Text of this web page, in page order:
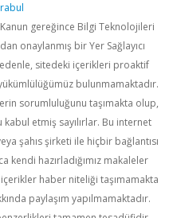
Kanun gereğince Bilgi Teknolojileri
onaylanmış bir Yer Sağlayıcı
sitedeki içerikleri proaktif
bulunmamaktadır.
sorumluluğunu taşımakta olup,
etmiş sayılırlar. Bu internet
şahıs şirketi ile hiçbir bağlantısı
kendi hazırladığımız makaleler
haber niteliği taşımamakta
paylaşım yapılmamaktadır.